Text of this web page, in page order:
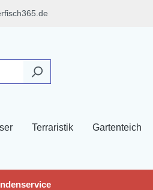
Terraristik Gartenteich